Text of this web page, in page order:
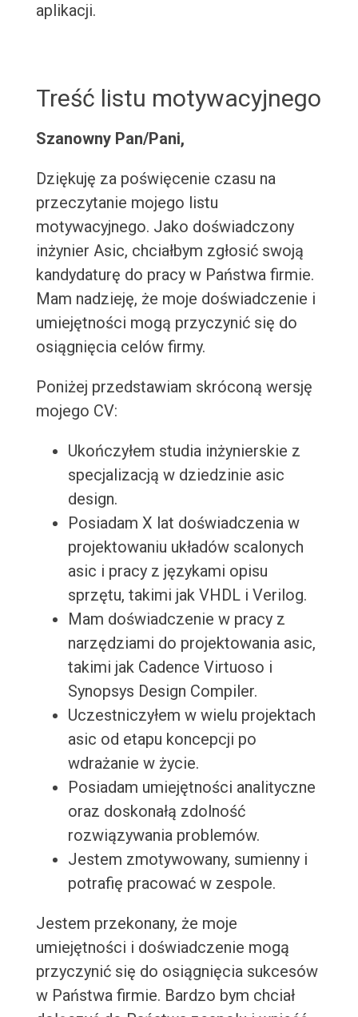
aplikacji.
Treść listu motywacyjnego
Szanowny Pan/Pani,
Dziękuję za poświęcenie czasu na
przeczytanie mojego listu
motywacyjnego. Jako doświadczony
inżynier Asic, chciałbym zgłosić swoją
kandydaturę do pracy w Państwa firmie.
Mam nadzieję, że moje doświadczenie i
umiejętności mogą przyczynić się do
osiągnięcia celów firmy.
Poniżej przedstawiam skróconą wersję
mojego CV:
Ukończyłem studia inżynierskie z
specjalizacją w dziedzinie asic
design.
Posiadam X lat doświadczenia w
projektowaniu układów scalonych
asic i pracy z językami opisu
sprzętu, takimi jak VHDL i Verilog.
Mam doświadczenie w pracy z
narzędziami do projektowania asic,
takimi jak Cadence Virtuoso i
Synopsys Design Compiler.
Uczestniczyłem w wielu projektach
asic od etapu koncepcji po
wdrażanie w życie.
Posiadam umiejętności analityczne
oraz doskonałą zdolność
rozwiązywania problemów.
Jestem zmotywowany, sumienny i
potrafię pracować w zespole.
Jestem przekonany, że moje
umiejętności i doświadczenie mogą
przyczynić się do osiągnięcia sukcesów
w Państwa firmie. Bardzo bym chciał